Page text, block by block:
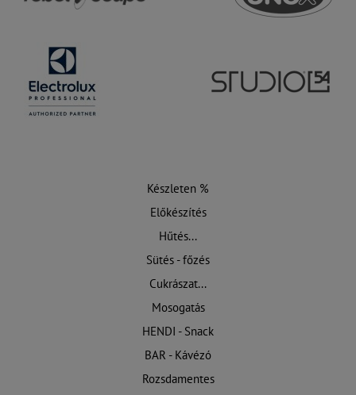
Készleten %
Előkészítés
Hűtés...
Sütés - főzés
Cukrászat...
Mosogatás
HENDI - Snack
BAR - Kávézó
Rozsdamentes